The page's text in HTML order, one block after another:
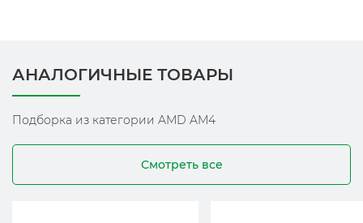
АНАЛОГИЧНЫЕ ТОВАРЫ
Подборка из категории AMD AM4
Смотреть все